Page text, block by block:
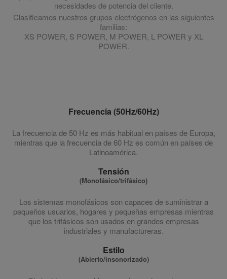
necesidades de potencia del cliente.
Clasificamos nuestros grupos electrógenos en las siguientes
familias:
XS POWER, S POWER, M POWER, L POWER y XL
POWER.
Frecuencia (50Hz/60Hz)
La frecuencia de 50 Hz es más habitual en países de Europa,
mientras que la frecuencia de 60 Hz es común en países de
Latinoamérica.
Tensión
(Monofásico/trifásico)
Los sistemas monofásicos son capaces de suministrar a
pequeños usuarios, hogares y pequeñas empresas mientras
que los trifásicos son usados en grandes empresas
industriales y manufactureras.
Estilo
(Abierto/insonorizado)